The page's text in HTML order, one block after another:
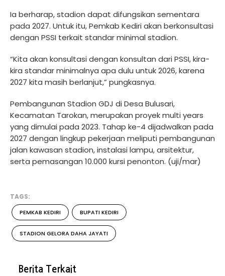
Ia berharap, stadion dapat difungsikan sementara
pada 2027. Untuk itu, Pemkab Kediri akan berkonsultasi
dengan PSSI terkait standar minimal stadion.
“Kita akan konsultasi dengan konsultan dari PSSI, kira-
kira standar minimalnya apa dulu untuk 2026, karena
2027 kita masih berlanjut,” pungkasnya.
Pembangunan Stadion GDJ di Desa Bulusari,
Kecamatan Tarokan, merupakan proyek multi years
yang dimulai pada 2023. Tahap ke-4 dijadwalkan pada
2027 dengan lingkup pekerjaan meliputi pembangunan
jalan kawasan stadion, instalasi lampu, arsitektur,
serta pemasangan 10.000 kursi penonton. (uji/mar)
TAGS:
PEMKAB KEDIRI BUPATI KEDIRI
STADION GELORA DAHA JAYATI
Berita Terkait